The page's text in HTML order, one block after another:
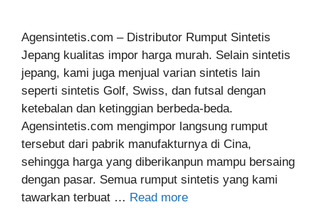
Agensintetis.com – Distributor Rumput Sintetis
Jepang kualitas impor harga murah. Selain sintetis
jepang, kami juga menjual varian sintetis lain
seperti sintetis Golf, Swiss, dan futsal dengan
ketebalan dan ketinggian berbeda-beda.
Agensintetis.com mengimpor langsung rumput
tersebut dari pabrik manufakturnya di Cina,
sehingga harga yang diberikanpun mampu bersaing
dengan pasar. Semua rumput sintetis yang kami
tawarkan terbuat … Read more